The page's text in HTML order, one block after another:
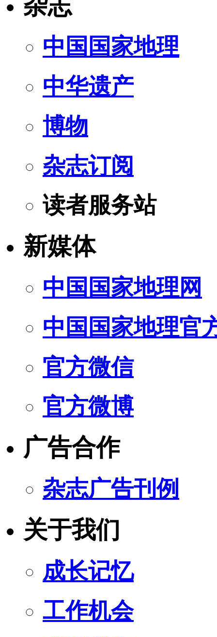
杂志
中国国家地理
中华遗产
博物
杂志订阅
读者服务站
新媒体
中国国家地理网
中国国家地理官
官方微信
官方微博
广告合作
杂志广告刊例
关于我们
成长记忆
工作机会